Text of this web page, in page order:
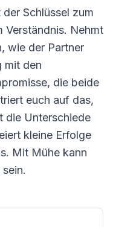
Schlüssel zum
Verständnis. Nehmt
wie der Partner
mit den
die beide
euch auf das,
die Unterschiede
kleine Erfolge
Mit Mühe kann